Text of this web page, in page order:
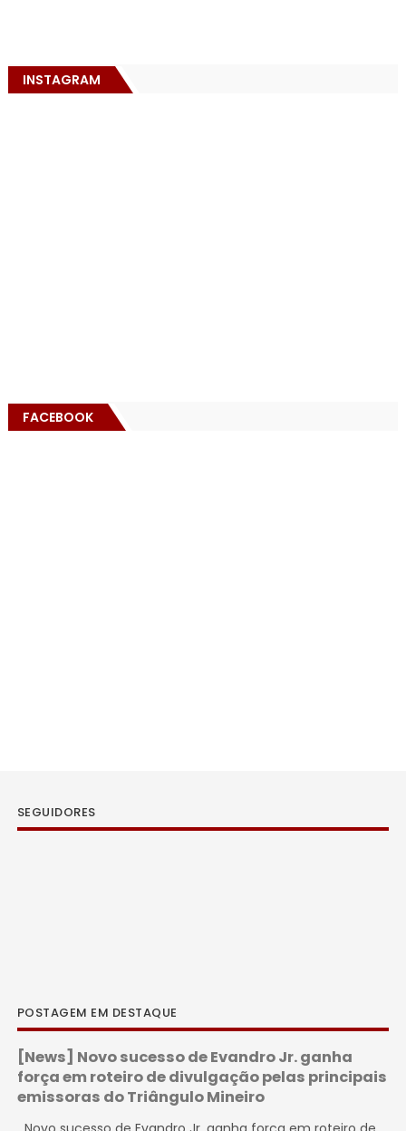
INSTAGRAM
FACEBOOK
SEGUIDORES
POSTAGEM EM DESTAQUE
[News] Novo sucesso de Evandro Jr. ganha
força em roteiro de divulgação pelas principais
emissoras do Triângulo Mineiro